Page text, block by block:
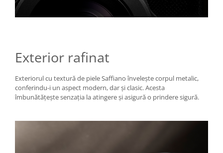
Aparate foto de colectie -
Miniaturi
Aparate de colectie de tip Box-
Camera
Reviste, carti si software
Second Hand
Aparate foto Mirrorless (SH)
Exterior rafinat
Exteriorul cu textură de piele Saffiano învelește corpul metalic,
conferindu-i un aspect modern, dar și clasic. Acesta
îmbunătățește senzația la atingere și asigură o prindere sigură.